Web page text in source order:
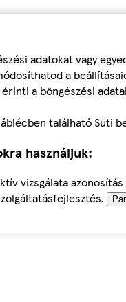
adatokat vagy
a
a böngészési
található Süti
használjuk:
vizsgálata